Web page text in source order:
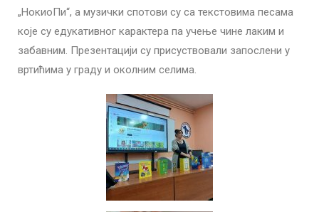
„НокиоПи“, а музички спотови су са текстовима песама
које су едукативног карактера па учење чине лаким и
забавним. Презентацији су присуствовали запослени у
вртићима у граду и околним селима.